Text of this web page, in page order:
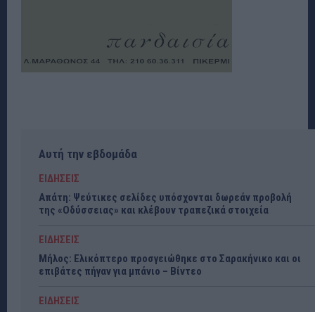
Αυτή την εβδομάδα
ΕΙΔΗΣΕΙΣ
Απάτη: Ψεύτικες σελίδες υπόσχονται δωρεάν προβολή
της «Οδύσσειας» και κλέβουν τραπεζικά στοιχεία
ΕΙΔΗΣΕΙΣ
Μήλος: Ελικόπτερο προσγειώθηκε στο Σαρακήνικο και οι
επιβάτες πήγαν για μπάνιο – Βίντεο
ΕΙΔΗΣΕΙΣ